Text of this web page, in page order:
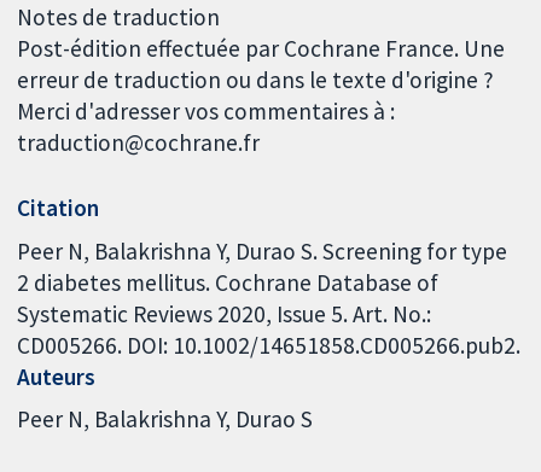
Notes de traduction
Post-édition effectuée par Cochrane France. Une
erreur de traduction ou dans le texte d'origine ?
Merci d'adresser vos commentaires à :
traduction@cochrane.fr
Citation
Peer N, Balakrishna Y, Durao S. Screening for type
2 diabetes mellitus. Cochrane Database of
Systematic Reviews 2020, Issue 5. Art. No.:
CD005266. DOI: 10.1002/14651858.CD005266.pub2.
Auteurs
Peer N Balakrishna Y Durao S